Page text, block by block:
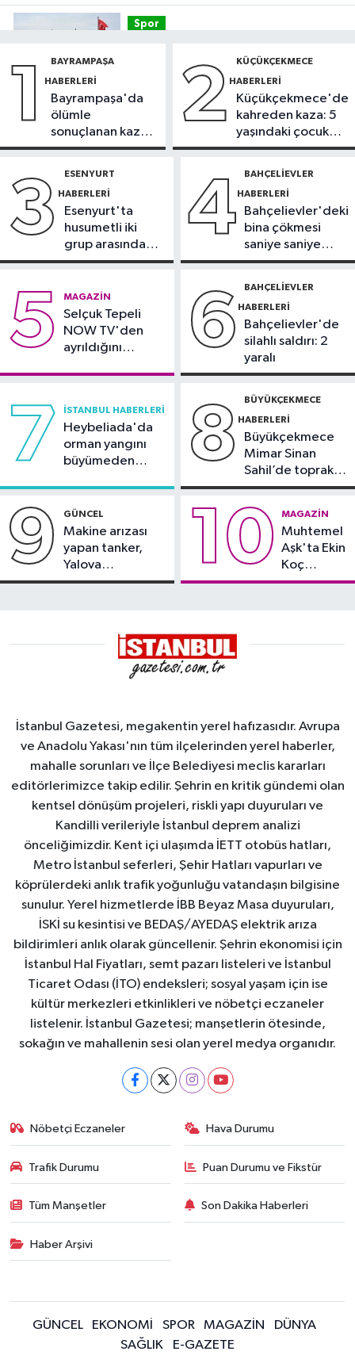
ehliyetinden oldu: 72 bin lira ceza
Spor
VAR'ları açıklandı
Sağlık
teknolojiyle uzuv kayıpları önleniyor'
listesi İzmitlileri kızdırdı
içinden yürüyerek geçiyorlar
1 BAYRAMPAŞA
HABERLERI
Bayrampaşa'da
ölümle
sonuçlanan kaza:
Sürücü
2 KÜÇÜKÇEKMECE
HABERLERI
Küçükçekmece'de
kahreden kaza: 5
yaşındaki çocuk
yoğun bakımda
3 ESENYURT
HABERLERI
Esenyurt'ta
husumetli iki
grup arasında
silahlı kavga
4 BAHÇELIEVLER
HABERLERI
Bahçelievler'deki
bina çökmesi
saniye saniye
görüntülendi
5 MAGAZIN
Selçuk Tepeli
NOW TV'den
ayrıldığını
6 BAHÇELIEVLER
HABERLERI
Bahçelievler'de
silahlı saldırı: 2
yaralı
7 İSTANBUL HABERLERI
Heybeliada'da
orman yangını
büyümeden
8 BÜYÜKÇEKMECE
HABERLERI
Büyükçekmece
Mimar Sinan
Sahil’de toprak
kayması
9 GÜNCEL
Makine arızası
yapan tanker,
Yalova
Demirleme
10 MAGAZIN
Muhtemel
Aşk'ta Ekin
Koç
damgası
İstanbul Gazetesi, megakentin yerel hafızasıdır. Avrupa
ve Anadolu Yakası'nın tüm ilçelerinden yerel haberler,
mahalle sorunları ve İlçe Belediyesi meclis kararları
editörlerimizce takip edilir. Şehrin en kritik gündemi olan
kentsel dönüşüm projeleri, riskli yapı duyuruları ve
Kandilli verileriyle İstanbul deprem analizi
önceliğimizdir. Kent içi ulaşımda İETT otobüs hatları,
Metro İstanbul seferleri, Şehir Hatları vapurları ve
köprülerdeki anlık trafik yoğunluğu vatandaşın bilgisine
sunulur. Yerel hizmetlerde İBB Beyaz Masa duyuruları,
İSKİ su kesintisi ve BEDAŞ/AYEDAŞ elektrik arıza
bildirimleri anlık olarak güncellenir. Şehrin ekonomisi için
İstanbul Hal Fiyatları, semt pazarı listeleri ve İstanbul
Ticaret Odası (İTO) endeksleri; sosyal yaşam için ise
kültür merkezleri etkinlikleri ve nöbetçi eczaneler
listelenir. İstanbul Gazetesi; manşetlerin ötesinde,
sokağın ve mahallenin sesi olan yerel medya organıdır.
Nöbetçi Eczaneler Hava Durumu
Trafik Durumu Puan Durumu ve Fikstür
Tüm Manşetler Son Dakika Haberleri
Haber Arşivi
GÜNCEL EKONOMİ SPOR MAGAZİN
DÜNYA
SAĞLIK
E-GAZETE